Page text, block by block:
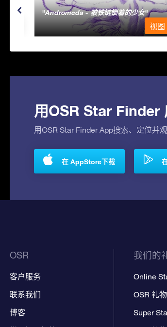
Andromeda - 被铁链锁着的少女
视图
用OSR Star Finder
用OSR Star Finder App搜索、定位并
在 AppStore下载
OSR
客户服务
联系我们
博客
我们的
Online
OSR 礼
Super